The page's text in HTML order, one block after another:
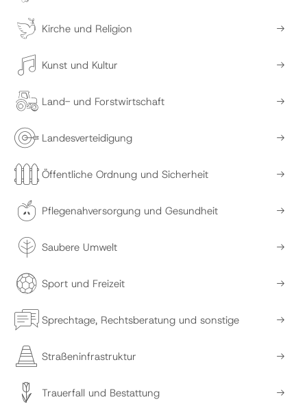
Kirche und Religion
Kunst und Kultur
Land- und Forstwirtschaft
Landesverteidigung
Öffentliche Ordnung und Sicherheit
Pflegenahversorgung und Gesundheit
Saubere Umwelt
Sport und Freizeit
Sprechtage, Rechtsberatung und sonstige
Straßeninfrastruktur
Trauerfall und Bestattung